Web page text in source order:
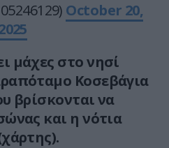
October 20,
μάχες στο νησί
Κοσεβάγια
βρίσκονται να
και η νότια